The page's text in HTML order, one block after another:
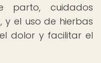
parto, cuidados
y el uso de hierbas
dolor y facilitar el